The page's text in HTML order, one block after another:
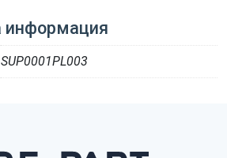
информация
SUP0001PL003